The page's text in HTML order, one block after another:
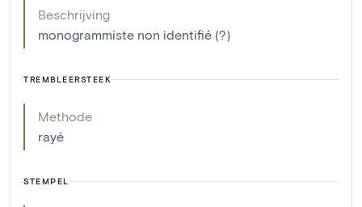
Beschrijving
monogrammiste non identifié (?)
TREMBLEERSTEEK
Methode
rayé
STEMPEL